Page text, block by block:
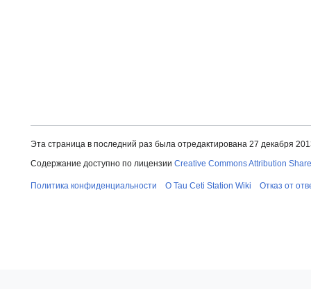
Эта страница в последний раз была отредактирована 27 декабря
Содержание доступно по лицензии Creative Commons Attribution
Политика конфиденциальности О Tau Ceti Station Wiki Отказ от